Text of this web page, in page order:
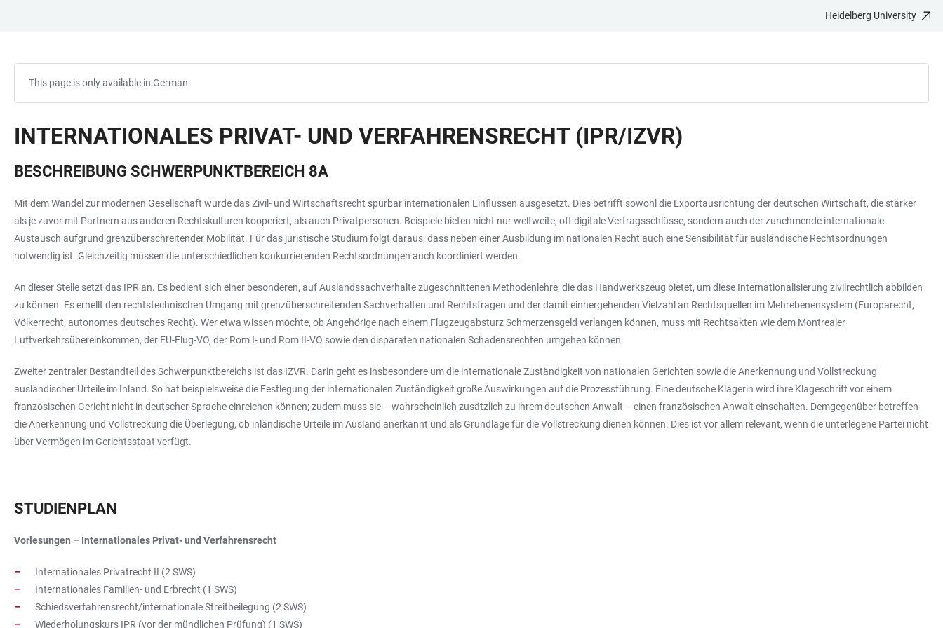
Heidelberg University
This page is only available in German.
INTERNATIONALES PRIVAT- UND VERFAHRENSRECHT (IPR/IZVR)
BESCHREIBUNG SCHWERPUNKTBEREICH 8A
Mit dem Wandel zur modernen Gesellschaft wurde das Zivil- und Wirtschaftsrecht spürbar internationalen Einflüssen ausgesetzt. Dies betrifft sowohl die Exportausrichtung der deutschen Wirtschaft, die stärker
als je zuvor mit Partnern aus anderen Rechtskulturen kooperiert, als auch Privatpersonen. Beispiele bieten nicht nur weltweite, oft digitale Vertragsschlüsse, sondern auch der zunehmende internationale
Austausch aufgrund grenzüberschreitender Mobilität. Für das juristische Studium folgt daraus, dass neben einer Ausbildung im nationalen Recht auch eine Sensibilität für ausländische Rechtsordnungen
notwendig ist. Gleichzeitig müssen die unterschiedlichen konkurrierenden Rechtsordnungen auch koordiniert werden.
An dieser Stelle setzt das IPR an. Es bedient sich einer besonderen, auf Auslandssachverhalte zugeschnittenen Methodenlehre, die das Handwerkszeug bietet, um diese Internationalisierung zivilrechtlich abbilden
zu können. Es erhellt den rechtstechnischen Umgang mit grenzüberschreitenden Sachverhalten und Rechtsfragen und der damit einhergehenden Vielzahl an Rechtsquellen im Mehrebenensystem (Europarecht,
Völkerrecht, autonomes deutsches Recht). Wer etwa wissen möchte, ob Angehörige nach einem Flugzeugabsturz Schmerzensgeld verlangen können, muss mit Rechtsakten wie dem Montrealer
Luftverkehrsübereinkommen, der EU-Flug-VO, der Rom I- und Rom II-VO sowie den disparaten nationalen Schadensrechten umgehen können.
Zweiter zentraler Bestandteil des Schwerpunktbereichs ist das IZVR. Darin geht es insbesondere um die internationale Zuständigkeit von nationalen Gerichten sowie die Anerkennung und Vollstreckung
ausländischer Urteile im Inland. So hat beispielsweise die Festlegung der internationalen Zuständigkeit große Auswirkungen auf die Prozessführung. Eine deutsche Klägerin wird ihre Klageschrift vor einem
französischen Gericht nicht in deutscher Sprache einreichen können; zudem muss sie – wahrscheinlich zusätzlich zu ihrem deutschen Anwalt – einen französischen Anwalt einschalten. Demgegenüber betreffen
die Anerkennung und Vollstreckung die Überlegung, ob inländische Urteile im Ausland anerkannt und als Grundlage für die Vollstreckung dienen können. Dies ist vor allem relevant, wenn die unterlegene Partei nicht
über Vermögen im Gerichtsstaat verfügt.
STUDIENPLAN
Vorlesungen – Internationales Privat- und Verfahrensrecht
Internationales Privatrecht II (2 SWS)
Internationales Familien- und Erbrecht (1 SWS)
Schiedsverfahrensrecht/internationale Streitbeilegung (2 SWS)
Wiederholungskurs IPR (vor der mündlichen Prüfung) (1 SWS)